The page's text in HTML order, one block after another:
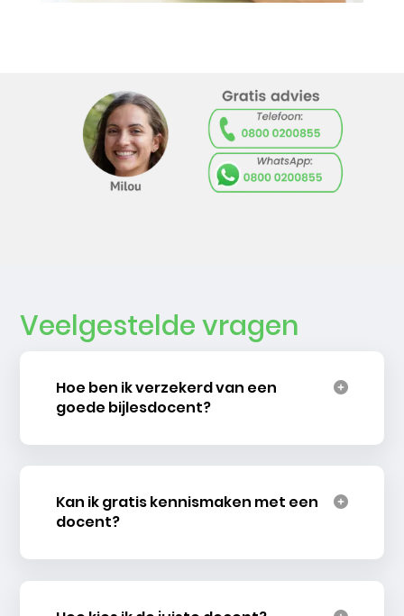
Veelgestelde vragen
Hoe ben ik verzekerd van een
goede bijlesdocent?
Kan ik gratis kennismaken met een
docent?